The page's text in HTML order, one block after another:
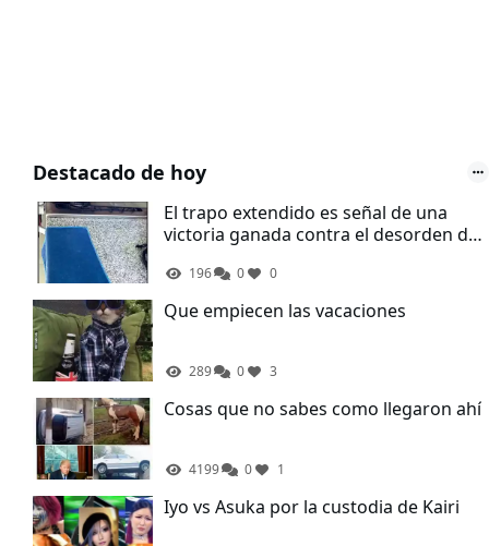
Destacado de hoy
El trapo extendido es señal de una
victoria ganada contra el desorden de
196 0 0
Que empiecen las vacaciones
289 0 3
Cosas que no sabes como llegaron ahí
4199 0 1
Iyo vs Asuka por la custodia de Kairi